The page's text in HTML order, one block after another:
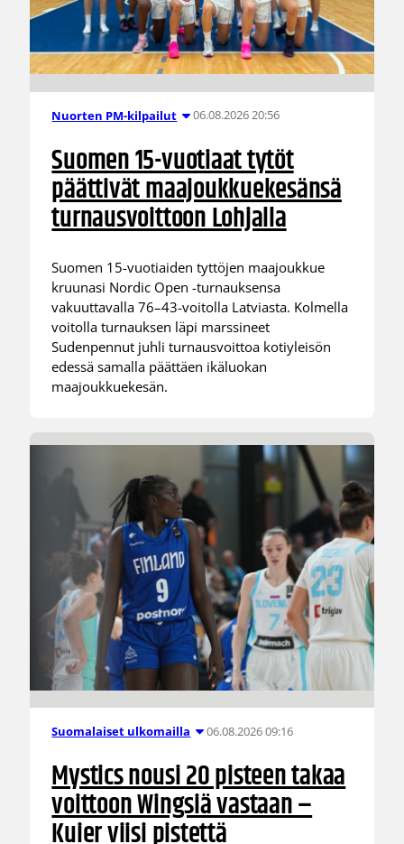
Nuorten PM-kilpailut 06.08.2026 20:56
Suomen 15-vuotiaat tytöt
päättivät maajoukkuekesänsä
turnausvoittoon Lohjalla
Suomen 15-vuotiaiden tyttöjen maajoukkue
kruunasi Nordic Open -turnauksensa
vakuuttavalla 76–43-voitolla Latviasta. Kolmella
voitolla turnauksen läpi marssineet
Sudenpennut juhli turnausvoittoa kotiyleisön
edessä samalla päättäen ikäluokan
maajoukkuekesän.
Suomalaiset ulkomailla 06.08.2026 09:16
Mystics nousi 20 pisteen takaa
voittoon Wingsiä vastaan –
Kuier viisi pistettä